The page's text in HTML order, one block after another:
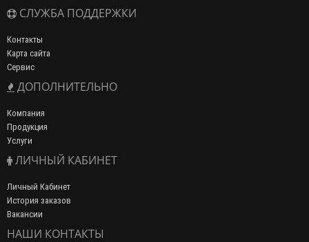
СЛУЖБА ПОДДЕРЖКИ
Контакты
Карта сайта
Сервис
ДОПОЛНИТЕЛЬНО
Компания
Продукция
Услуги
ЛИЧНЫЙ КАБИНЕТ
Личный Кабинет
История заказов
Вакансии
НАШИ КОНТАКТЫ